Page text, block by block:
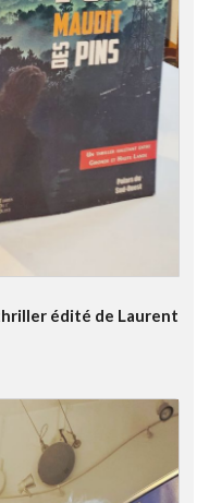
édité de Laurent